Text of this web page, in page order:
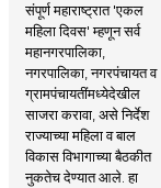
संपूर्ण महाराष्ट्रात 'एकल
महिला दिवस' म्हणून सर्व
महानगरपालिका,
नगरपालिका, नगरपंचायत व
ग्रामपंचायतींमध्येदेखील
साजरा करावा, असे निर्देश
राज्याच्या महिला व बाल
विकास विभागाच्या बैठकीत
नुकतेच देण्यात आले. हा